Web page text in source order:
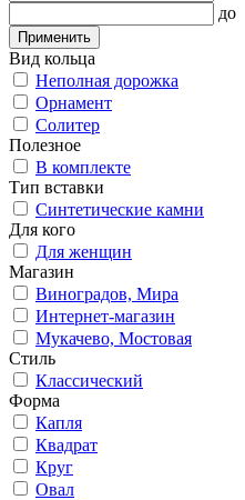
до
Применить
Вид кольца
Неполная дорожка
Орнамент
Солитер
Полезное
В комплекте
Тип вставки
Синтетические камни
Для кого
Для женщин
Магазин
Виноградов, Мира
Интернет-магазин
Мукачево, Мостовая
Стиль
Классический
Форма
Капля
Квадрат
Круг
Овал